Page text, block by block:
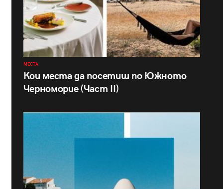
МЕСТА
Кои места да посетиш по Южното
Черноморие (Част II)